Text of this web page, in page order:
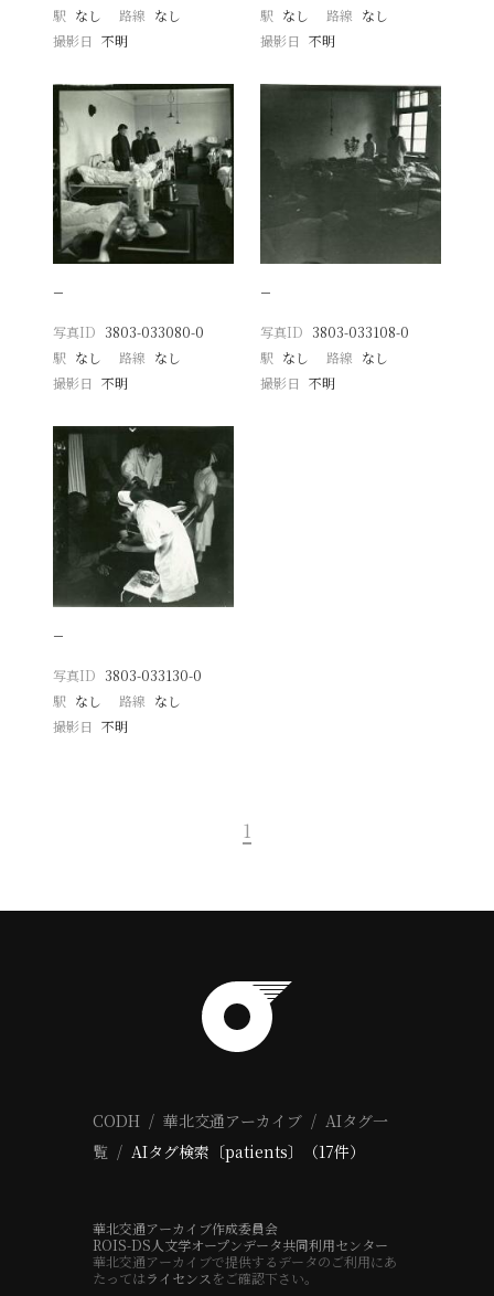
駅 なし 路線 なし
撮影日
不明
駅 なし 路線 なし
撮影日 不明
−
写真ID 3803-033080-0
駅 なし 路線 なし
撮影日
不明
−
写真ID 3803-033108-0
駅 なし 路線 なし
撮影日 不明
−
写真ID 3803-033130-0
駅 なし 路線 なし
撮影日
不明
1
CODH 華北交通アーカイブ
AIタグ一
覧
AIタグ検索〔patients〕（17件）
華北交通アーカイブ作成委員会
ROIS-DS人文学オープンデータ共同利用センター
華北交通アーカイブで提供するデータのご利用にあ
たってはライセンス をご確認下さい。